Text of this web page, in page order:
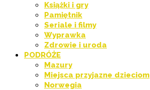
Książki i gry
Pamiętnik
Seriale i filmy
Wyprawka
Zdrowie i uroda
PODRÓŻE
Mazury
Miejsca przyjazne dzieciom
Norwegia